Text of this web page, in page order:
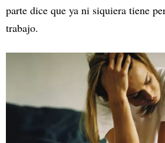
parte dice que ya ni siquiera tiene
trabajo.